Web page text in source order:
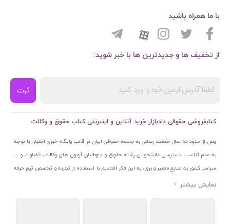
از تخفیف ها و جدیدترین ها با خبر شوید:
ثبت
با ما همراه باشید
کتابفروشی حقوقی دادبازار خرید آنلاین و اینترنتی کتاب حقوق و وکالت
پس از حدود ده سال خدمت رسانی به جامعه حقوقی ایران در قالب پایگاه خبری اختبار، با توجه
به عدم تناسب دسترسی دانشجویان رشته حقوق و داوطلبان آزمون های وکالت، قضاوت و ...
سراسر کشور به منابع معتبر و بروز، به این فکر افتادیم با استفاده از تجربه و تخصص تیم حرفه
ای اختبار خدمتی جدید به جامعه حقوقی ایران ارائه کنیم. به این منظور با راه اندازی و تجهیز